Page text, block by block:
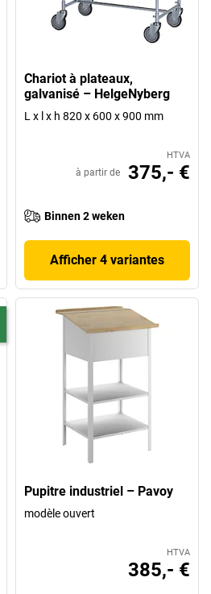
Chariot à plateaux,
galvanisé – HelgeNyberg
L x l x h 820 x 600 x 900 mm
HTVA
à partir de 375,- €
Binnen 2 weken
Afficher 4 variantes
Pupitre industriel – Pavoy
modèle ouvert
HTVA
385,- €